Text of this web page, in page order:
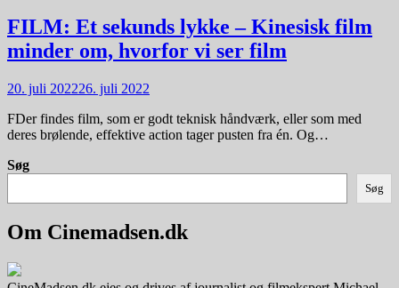
FILM: Et sekunds lykke – Kinesisk film
minder om, hvorfor vi ser film
20. juli 202226. juli 2022
FDer findes film, som er godt teknisk håndværk, eller som med
deres brølende, effektive action tager pusten fra én. Og…
Søg
Søg
Om Cinemadsen.dk